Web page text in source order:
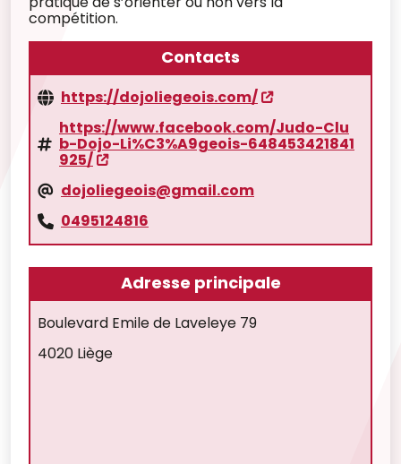
compétition.
Contacts
https://dojoliegeois.com/
https://www.facebook.com/Judo-Clu
b-Dojo-Li%C3%A9geois-648453421841
925/
dojoliegeois@gmail.com
0495124816
Adresse principale
Boulevard Emile de Laveleye 79
4020 Liège